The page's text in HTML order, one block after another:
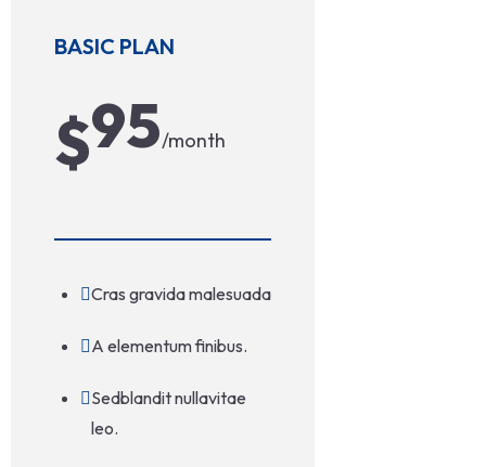
BASIC PLAN
$95/month
Cras gravida malesuada
A elementum finibus.
Sedblandit nullavitae
leo.